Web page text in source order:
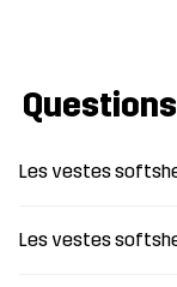
Les vestes
Les vestes